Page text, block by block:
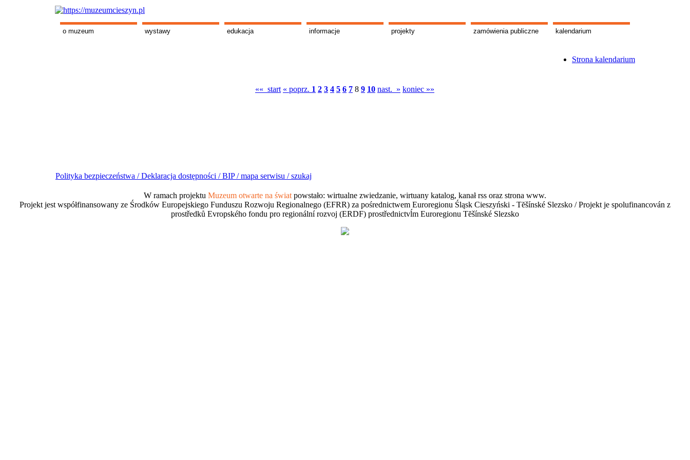
o muzeum wystawy edukacja informacje projekty zamówienia publiczne kalendarium
Strona kalendarium
«« start « poprz. 1 2 3 4 5 6 7 8 9 10 nast. » koniec »»
Polityka bezpieczeństwa /Deklaracja dostępności /BIP /mapa serwisu /szukaj
W ramach projektu Muzeum otwarte na świat powstało: wirtualne zwiedzanie, wirtuany katalog, kanał rss oraz strona www.
Projekt jest współfinansowany ze Środków Europejskiego Funduszu Rozwoju Regionalnego (EFRR) za pośrednictwem Euroregionu Śląsk Cieszyński - Tĕšínské Slezsko / Projekt je spolufinancován z
prostředků Evropského fondu pro regionální rozvoj (ERDF) prostřednictvĺm Euroregionu Tĕšínské Slezsko